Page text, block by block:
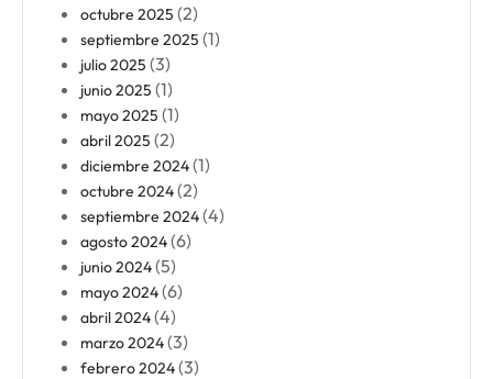
octubre 2025 (2)
septiembre 2025 (1)
julio 2025 (3)
junio 2025 (1)
mayo 2025 (1)
abril 2025 (2)
diciembre 2024(1)
octubre 2024(2)
septiembre 2024(4)
agosto 2024(6)
junio 2024(5)
mayo 2024(6)
abril 2024(4)
marzo 2024(3)
febrero 2024(3)